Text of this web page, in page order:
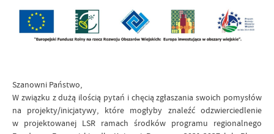
Szanowni Państwo,
W związku z dużą ilością pytań i chęcią zgłaszania swoich pomysłów
na projekty/inicjatywy, które mogłyby znaleźć odzwierciedlenie
w projektowanej LSR ramach środków programu regionalnego